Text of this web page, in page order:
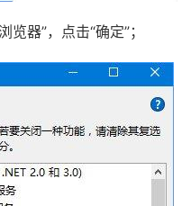
器”，点击“确定”；